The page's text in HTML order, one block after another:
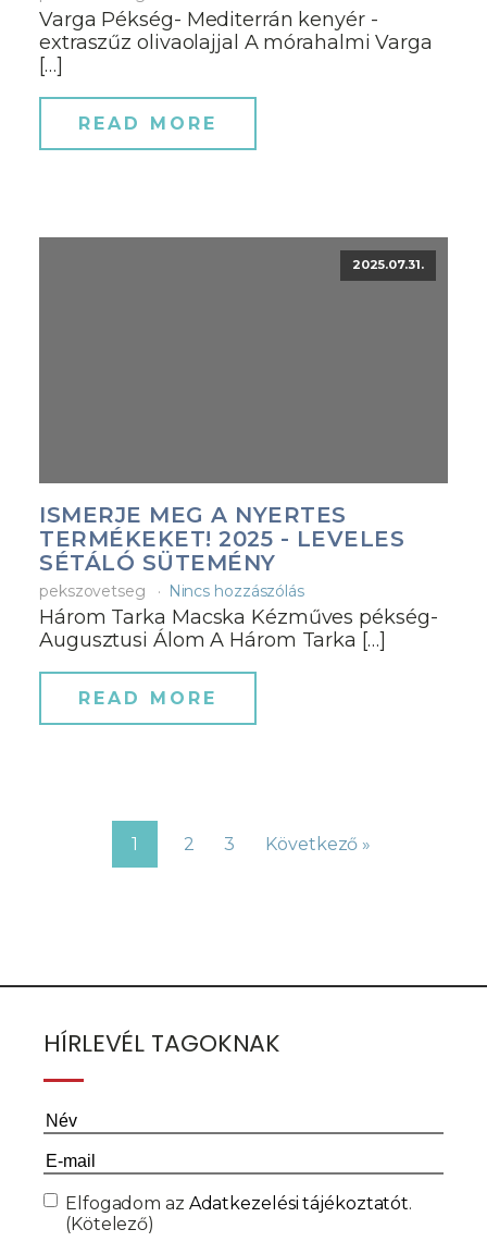
Varga Pékség- Mediterrán kenyér -
extraszűz olivaolajjal A mórahalmi Varga
[…]
READ MORE
2025.07.31.
ISMERJE MEG A NYERTES
TERMÉKEKET! 2025 - LEVELES
SÉTÁLÓ SÜTEMÉNY
pekszovetseg Nincs hozzászólás
Három Tarka Macska Kézműves pékség-
Augusztusi Álom A Három Tarka […]
READ MORE
1 2 3 Következő »
HÍRLEVÉL TAGOKNAK
Név(Kötelező)
Email(Kötelező)
Consent(Kötelező)
Elfogadom az Adatkezelési tájékoztatót.
(Kötelező)